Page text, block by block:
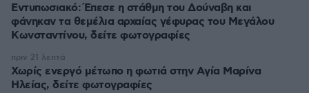
Εντυπωσιακό: Έπεσε η στάθμη του Δούναβη και
φάνηκαν τα θεμέλια αρχαίας γέφυρας του Μεγάλου
Κωνσταντίνου, δείτε φωτογραφίες
Χωρίς ενεργό μέτωπο η φωτιά στην Aγία Μαρίνα
Ηλείας, δείτε φωτογραφίες
πριν 21 λεπτά